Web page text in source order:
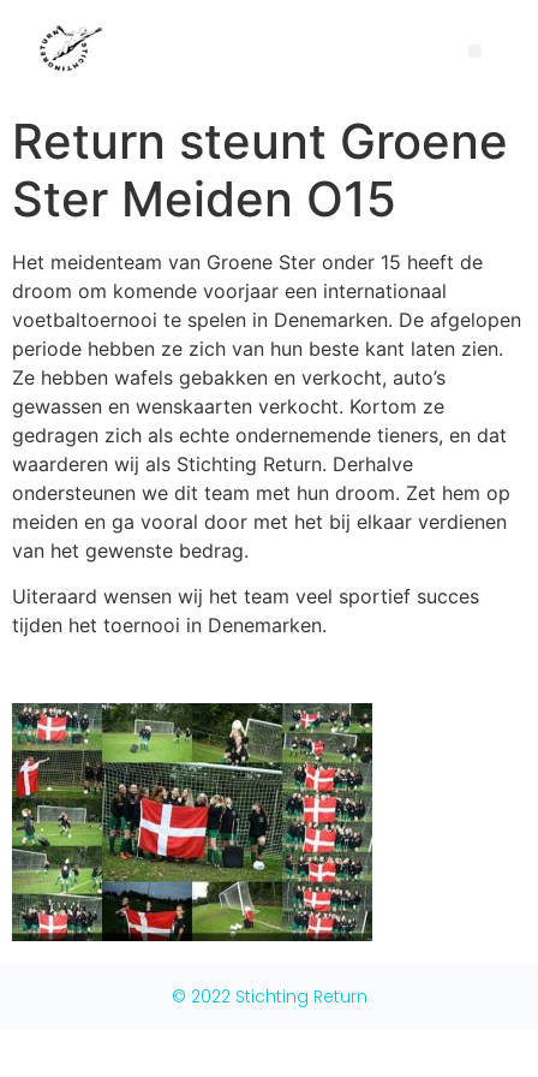
Return steunt Groene
Ster Meiden O15
Het meidenteam van Groene Ster onder 15 heeft de
droom om komende voorjaar een internationaal
voetbaltoernooi te spelen in Denemarken. De afgelopen
periode hebben ze zich van hun beste kant laten zien.
Ze hebben wafels gebakken en verkocht, auto’s
gewassen en wenskaarten verkocht. Kortom ze
gedragen zich als echte ondernemende tieners, en dat
waarderen wij als Stichting Return. Derhalve
ondersteunen we dit team met hun droom. Zet hem op
meiden en ga vooral door met het bij elkaar verdienen
van het gewenste bedrag.
Uiteraard wensen wij het team veel sportief succes
tijden het toernooi in Denemarken.
© 2022 Stichting Return